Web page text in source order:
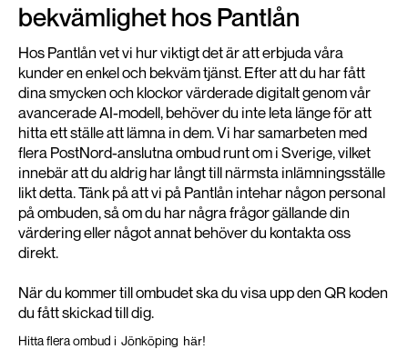
bekvämlighet hos Pantlån
Hos Pantlån vet vi hur viktigt det är att erbjuda våra
kunder en enkel och bekväm tjänst. Efter att du har fått
dina smycken och klockor värderade digitalt genom vår
avancerade AI-modell, behöver du inte leta länge för att
hitta ett ställe att lämna in dem. Vi har samarbeten med
flera PostNord-anslutna ombud runt om i Sverige, vilket
innebär att du aldrig har långt till närmsta inlämningsställe
likt detta. Tänk på att vi på Pantlån intehar någon personal
på ombuden, så om du har några frågor gällande din
värdering eller något annat behöver du kontakta oss
direkt.
När du kommer till ombudet ska du visa upp den QR koden
du fått skickad till dig.
Hitta flera ombud i Jönköping här!